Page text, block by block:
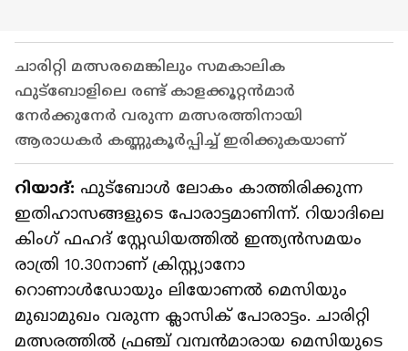
ചാരിറ്റി മത്സരമെങ്കിലും സമകാലിക
ഫുട്ബോളിലെ രണ്ട് കാളക്കൂറ്റന്‍മാര്‍
നേര്‍ക്കുനേര്‍ വരുന്ന മത്സരത്തിനായി
ആരാധകര്‍ കണ്ണുകൂര്‍പ്പിച്ച് ഇരിക്കുകയാണ്
റിയാദ്: ഫുട്ബോള്‍ ലോകം കാത്തിരിക്കുന്ന
ഇതിഹാസങ്ങളുടെ പോരാട്ടമാണിന്ന്. റിയാദിലെ
കിംഗ് ഫഹദ് സ്റ്റേഡിയത്തില്‍ ഇന്ത്യന്‍സമയം
രാത്രി 10.30നാണ് ക്രിസ്റ്റ്യാനോ
റൊണാള്‍ഡോയും ലിയോണല്‍ മെസിയും
മുഖാമുഖം വരുന്ന ക്ലാസിക് പോരാട്ടം. ചാരിറ്റി
മത്സരത്തില്‍ ഫ്രഞ്ച് വമ്പന്‍മാരായ മെസിയുടെ